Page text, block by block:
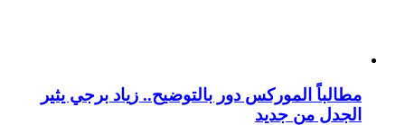
مطالباً الموركس دور بالتوضيح.. زياد برجي يثير
الجدل من جديد